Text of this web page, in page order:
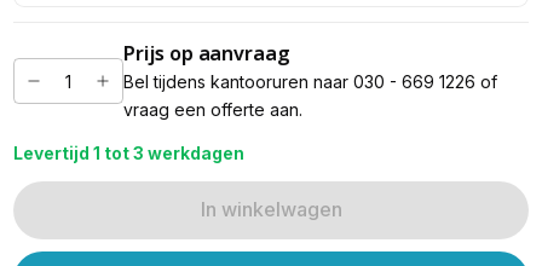
Prijs op aanvraag
Bel tijdens kantooruren naar 030 - 669 1226 of
vraag een offerte aan.
Levertijd 1 tot 3 werkdagen
In winkelwagen